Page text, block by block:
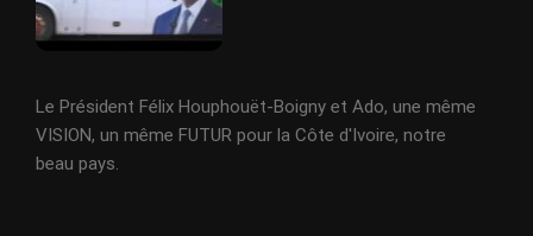
Le Président Félix Houphouët-Boigny et Ado, une même
VISION, un même FUTUR pour la Côte d'Ivoire, notre
beau pays.